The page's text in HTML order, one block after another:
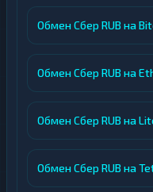
Обмен Сбер RUB на
Обмен Сбер RUB на
Обмен Сбер RUB на
Обмен Сбер RUB на